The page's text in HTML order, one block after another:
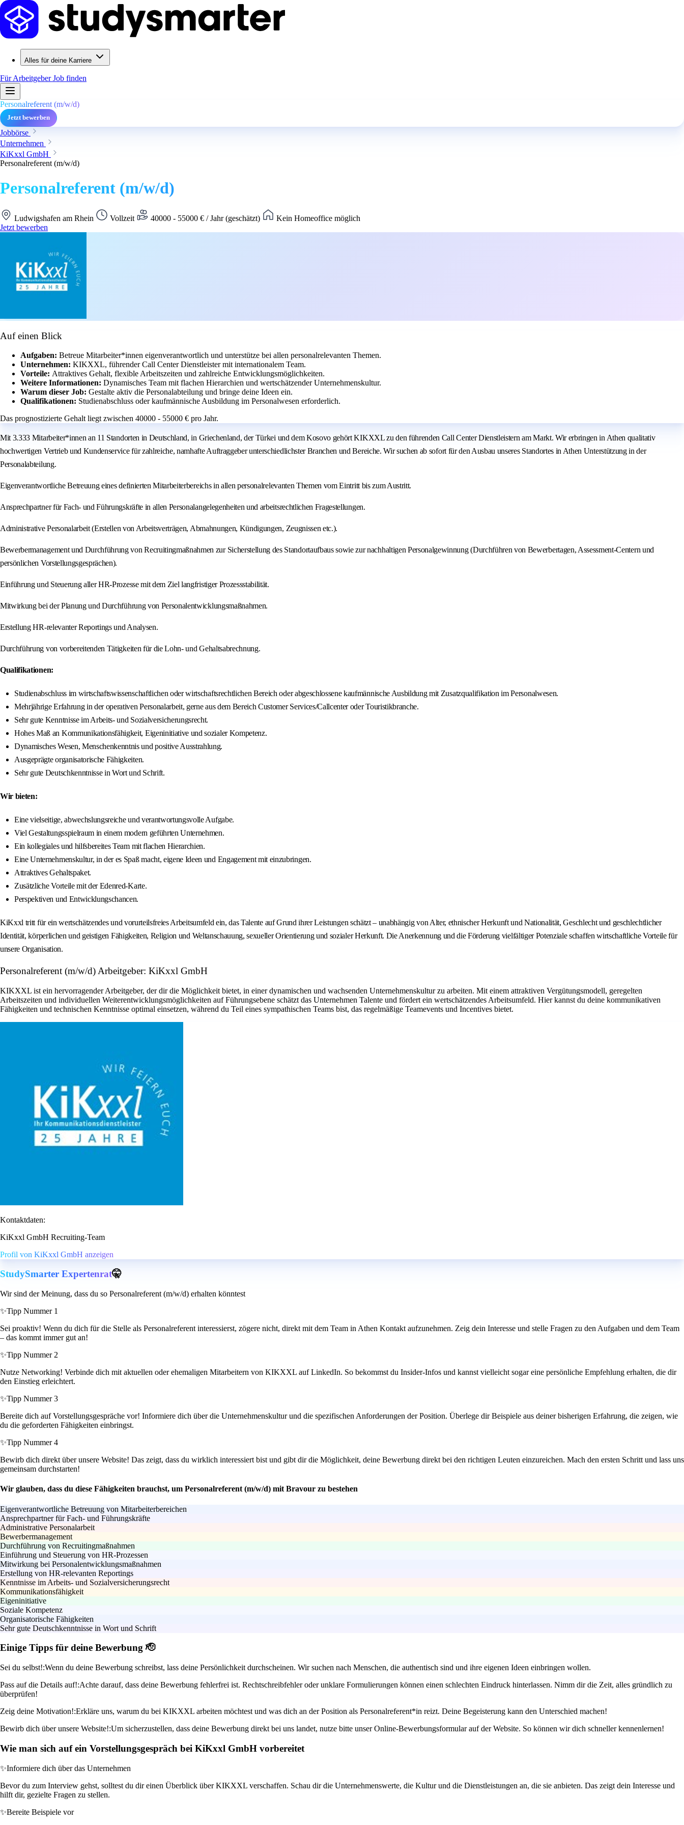
Alles für deine Karriere
Für ArbeitgeberJob finden
Personalreferent (m/w/d)
Jetzt bewerben
Jobbörse
Unternehmen
KiKxxl GmbH
Personalreferent (m/w/d)
Personalreferent (m/w/d)
Ludwigshafen am Rhein Vollzeit 40000 - 55000 € / Jahr (geschätzt)
Kein Homeoffice möglich
Jetzt bewerben
Auf einen Blick
Aufgaben: Betreue Mitarbeiter*innen eigenverantwortlich und unterstütze bei allen personalrelevanten Themen.
Unternehmen: KIKXXL, führender Call Center Dienstleister mit internationalem Team.
Vorteile: Attraktives Gehalt, flexible Arbeitszeiten und zahlreiche Entwicklungsmöglichkeiten.
Weitere Informationen: Dynamisches Team mit flachen Hierarchien und wertschätzender Unternehmenskultur.
Warum dieser Job: Gestalte aktiv die Personalabteilung und bringe deine Ideen ein.
Qualifikationen: Studienabschluss oder kaufmännische Ausbildung im Personalwesen erforderlich.
Das prognostizierte Gehalt liegt zwischen 40000 - 55000 € pro Jahr.
Mit 3.333 Mitarbeiter*innen an 11 Standorten in Deutschland, in Griechenland, der Türkei und dem Kosovo gehört KIKXXL zu den führenden Call Center Dienstleistern am Markt. Wir erbringen in Athen qualitativ
hochwertigen Vertrieb und Kundenservice für zahlreiche, namhafte Auftraggeber unterschiedlichster Branchen und Bereiche. Wir suchen ab sofort für den Ausbau unseres Standortes in Athen Unterstützung in der
Personalabteilung.
Eigenverantwortliche Betreuung eines definierten Mitarbeiterbereichs in allen personalrelevanten Themen vom Eintritt bis zum Austritt.
Ansprechpartner für Fach- und Führungskräfte in allen Personalangelegenheiten und arbeitsrechtlichen Fragestellungen.
Administrative Personalarbeit (Erstellen von Arbeitsverträgen, Abmahnungen, Kündigungen, Zeugnissen etc.).
Bewerbermanagement und Durchführung von Recruitingmaßnahmen zur Sicherstellung des Standortaufbaus sowie zur nachhaltigen Personalgewinnung (Durchführen von Bewerbertagen, Assessment-Centern und
persönlichen Vorstellungsgesprächen).
Einführung und Steuerung aller HR-Prozesse mit dem Ziel langfristiger Prozessstabilität.
Mitwirkung bei der Planung und Durchführung von Personalentwicklungsmaßnahmen.
Erstellung HR-relevanter Reportings und Analysen.
Durchführung von vorbereitenden Tätigkeiten für die Lohn- und Gehaltsabrechnung.
Qualifikationen:
Studienabschluss im wirtschaftswissenschaftlichen oder wirtschaftsrechtlichen Bereich oder abgeschlossene kaufmännische Ausbildung mit Zusatzqualifikation im Personalwesen.
Mehrjährige Erfahrung in der operativen Personalarbeit, gerne aus dem Bereich Customer Services/Callcenter oder Touristikbranche.
Sehr gute Kenntnisse im Arbeits- und Sozialversicherungsrecht.
Hohes Maß an Kommunikationsfähigkeit, Eigeninitiative und sozialer Kompetenz.
Dynamisches Wesen, Menschenkenntnis und positive Ausstrahlung.
Ausgeprägte organisatorische Fähigkeiten.
Sehr gute Deutschkenntnisse in Wort und Schrift.
Wir bieten:
Eine vielseitige, abwechslungsreiche und verantwortungsvolle Aufgabe.
Viel Gestaltungsspielraum in einem modern geführten Unternehmen.
Ein kollegiales und hilfsbereites Team mit flachen Hierarchien.
Eine Unternehmenskultur, in der es Spaß macht, eigene Ideen und Engagement mit einzubringen.
Attraktives Gehaltspaket.
Zusätzliche Vorteile mit der Edenred-Karte.
Perspektiven und Entwicklungschancen.
KiKxxl tritt für ein wertschätzendes und vorurteilsfreies Arbeitsumfeld ein, das Talente auf Grund ihrer Leistungen schätzt – unabhängig von Alter, ethnischer Herkunft und Nationalität, Geschlecht und geschlechtlicher
Identität, körperlichen und geistigen Fähigkeiten, Religion und Weltanschauung, sexueller Orientierung und sozialer Herkunft. Die Anerkennung und die Förderung vielfältiger Potenziale schaffen wirtschaftliche Vorteile für
unsere Organisation.
Personalreferent (m/w/d) Arbeitgeber: KiKxxl GmbH
KIKXXL ist ein hervorragender Arbeitgeber, der dir die Möglichkeit bietet, in einer dynamischen und wachsenden Unternehmenskultur zu arbeiten. Mit einem attraktiven Vergütungsmodell, geregelten
Arbeitszeiten und individuellen Weiterentwicklungsmöglichkeiten auf Führungsebene schätzt das Unternehmen Talente und fördert ein wertschätzendes Arbeitsumfeld. Hier kannst du deine kommunikativen
Fähigkeiten und technischen Kenntnisse optimal einsetzen, während du Teil eines sympathischen Teams bist, das regelmäßige Teamevents und Incentives bietet.
Kontaktdaten:
KiKxxl GmbH Recruiting-Team
Profil von KiKxxl GmbH anzeigen
StudySmarter Expertenrat🤫
Wir sind der Meinung, dass du so Personalreferent (m/w/d) erhalten könntest
✨Tipp Nummer 1
Sei proaktiv! Wenn du dich für die Stelle als Personalreferent interessierst, zögere nicht, direkt mit dem Team in Athen Kontakt aufzunehmen. Zeig dein Interesse und stelle Fragen zu den Aufgaben und dem Team
– das kommt immer gut an!
✨Tipp Nummer 2
Nutze Networking! Verbinde dich mit aktuellen oder ehemaligen Mitarbeitern von KIKXXL auf LinkedIn. So bekommst du Insider-Infos und kannst vielleicht sogar eine persönliche Empfehlung erhalten, die dir
den Einstieg erleichtert.
✨Tipp Nummer 3
Bereite dich auf Vorstellungsgespräche vor! Informiere dich über die Unternehmenskultur und die spezifischen Anforderungen der Position. Überlege dir Beispiele aus deiner bisherigen Erfahrung, die zeigen, wie
du die geforderten Fähigkeiten einbringst.
✨Tipp Nummer 4
Bewirb dich direkt über unsere Website! Das zeigt, dass du wirklich interessiert bist und gibt dir die Möglichkeit, deine Bewerbung direkt bei den richtigen Leuten einzureichen. Mach den ersten Schritt und lass uns
gemeinsam durchstarten!
Wir glauben, dass du diese Fähigkeiten brauchst, um Personalreferent (m/w/d) mit Bravour zu bestehen
Eigenverantwortliche Betreuung von Mitarbeiterbereichen
Ansprechpartner für Fach- und Führungskräfte
Administrative Personalarbeit
Bewerbermanagement
Durchführung von Recruitingmaßnahmen
Einführung und Steuerung von HR-Prozessen
Mitwirkung bei Personalentwicklungsmaßnahmen
Erstellung von HR-relevanten Reportings
Kenntnisse im Arbeits- und Sozialversicherungsrecht
Kommunikationsfähigkeit
Eigeninitiative
Soziale Kompetenz
Organisatorische Fähigkeiten
Sehr gute Deutschkenntnisse in Wort und Schrift
Einige Tipps für deine Bewerbung 🫡
Sei du selbst!:Wenn du deine Bewerbung schreibst, lass deine Persönlichkeit durchscheinen. Wir suchen nach Menschen, die authentisch sind und ihre eigenen Ideen einbringen wollen.
Pass auf die Details auf!:Achte darauf, dass deine Bewerbung fehlerfrei ist. Rechtschreibfehler oder unklare Formulierungen können einen schlechten Eindruck hinterlassen. Nimm dir die Zeit, alles gründlich zu
überprüfen!
Zeig deine Motivation!:Erkläre uns, warum du bei KIKXXL arbeiten möchtest und was dich an der Position als Personalreferent*in reizt. Deine Begeisterung kann den Unterschied machen!
Bewirb dich über unsere Website!:Um sicherzustellen, dass deine Bewerbung direkt bei uns landet, nutze bitte unser Online-Bewerbungsformular auf der Website. So können wir dich schneller kennenlernen!
Wie man sich auf ein Vorstellungsgespräch bei KiKxxl GmbH vorbereitet
✨Informiere dich über das Unternehmen
Bevor du zum Interview gehst, solltest du dir einen Überblick über KIKXXL verschaffen. Schau dir die Unternehmenswerte, die Kultur und die Dienstleistungen an, die sie anbieten. Das zeigt dein Interesse und
hilft dir, gezielte Fragen zu stellen.
✨Bereite Beispiele vor